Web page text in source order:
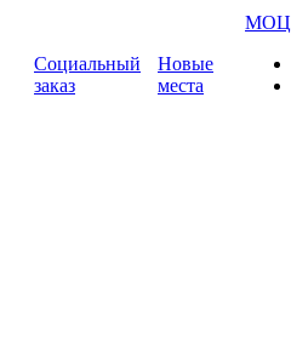
Социальный
заказ
Новые
места
МОЦ